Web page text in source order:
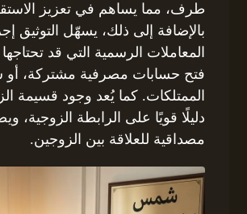
طرف، مما يساهم في تعزيز
بالإضافة إلى ذلك، يسهّل التوثيق
المعاملات الرسمية التي قد
فتح حسابات مصرفية مشتركة، أو
الممتلكات. كما يُعد وجود قسيمة
دليلًا قويًا على الرابطة الزوجية،
مصداقية للعلاقة بين الزوجين.